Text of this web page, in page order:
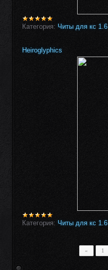
Категория: Читы для кс 1.6
Heiroglyphics
Категория: Читы для кс 1.6
« 1